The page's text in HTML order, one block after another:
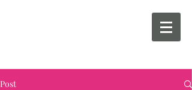
Post